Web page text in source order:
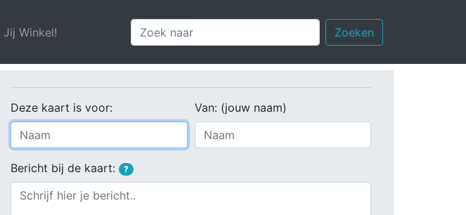
Jij Winkel! Zoeken
Deze kaart is voor: Van: (jouw naam)
Bericht bij de kaart: ?